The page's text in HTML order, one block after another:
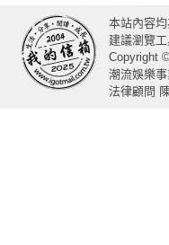
本站內容
建議瀏覽
Copyright
潮流娛樂
法律顧問